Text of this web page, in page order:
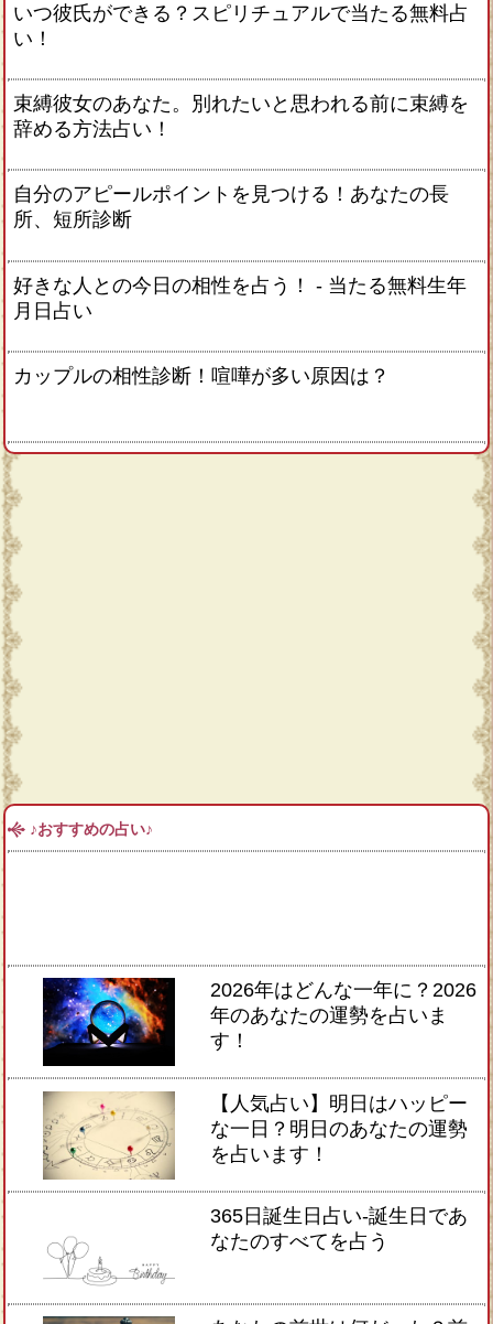
いつ彼氏ができる？スピリチュアルで当たる無料占
い！
束縛彼女のあなた。別れたいと思われる前に束縛を
辞める方法占い！
自分のアピールポイントを見つける！あなたの長
所、短所診断
好きな人との今日の相性を占う！ ‐ 当たる無料生年
月日占い
カップルの相性診断！喧嘩が多い原因は？
♪おすすめの占い♪
2026年はどんな一年に？2026
年のあなたの運勢を占いま
す！
【人気占い】明日はハッピー
な一日？明日のあなたの運勢
を占います！
365日誕生日占い-誕生日であ
なたのすべてを占う